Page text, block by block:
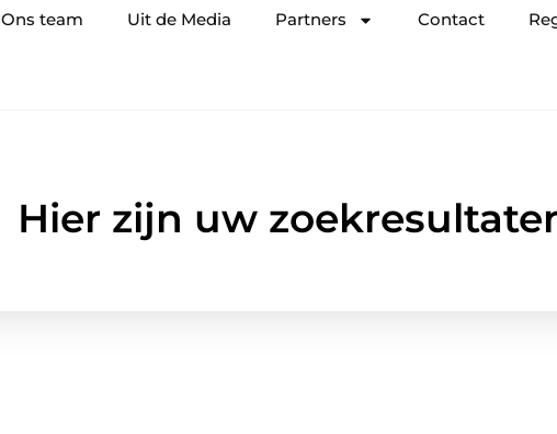
Ons team Uit de Media Partners Contact
Hier zijn uw